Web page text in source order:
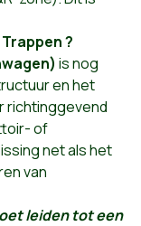
?
is nog
en het
richtinggevend
of
net als het
van
leiden tot een